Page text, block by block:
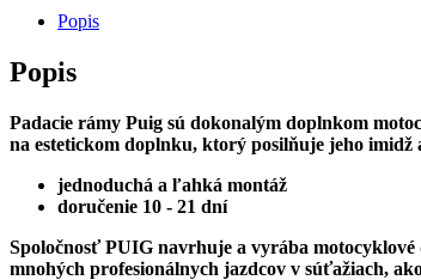
PADACIE
PUIG
Popis
Popis
Padacie rámy Puig sú dokonalým doplnkom
na estetickom doplnku, ktorý posilňuje jeho imidž
jednoduchá a ľahká montáž
doručenie 10 - 21 dní
Spoločnosť PUIG navrhuje a vyrába
mnohých profesionálnych jazdcov v súťažiach,